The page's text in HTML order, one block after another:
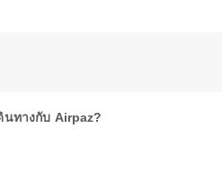
นทางกับ Airpaz?